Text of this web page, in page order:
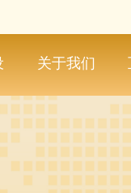
关于我们